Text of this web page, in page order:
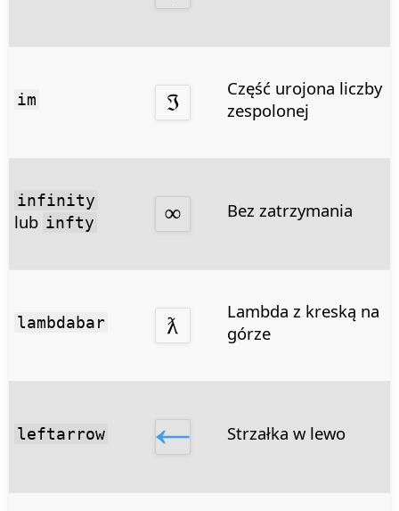
im
Część urojona liczby
zespolonej
infinity
lub infty
Bez zatrzymania
lambdabar
Lambda z kreską na
górze
leftarrow Strzałka w lewo